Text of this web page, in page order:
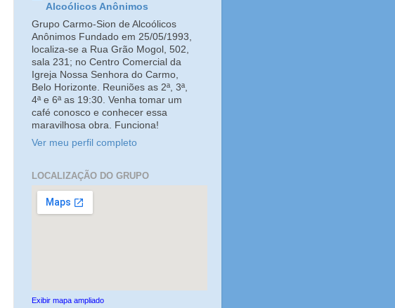
Alcoólicos Anônimos
Grupo Carmo-Sion de Alcoólicos
Anônimos Fundado em 25/05/1993,
localiza-se a Rua Grão Mogol, 502,
sala 231; no Centro Comercial da
Igreja Nossa Senhora do Carmo,
Belo Horizonte. Reuniões as 2ª, 3ª,
4ª e 6ª as 19:30. Venha tomar um
café conosco e conhecer essa
maravilhosa obra. Funciona!
Ver meu perfil completo
LOCALIZAÇÃO DO GRUPO
Exibir mapa ampliado